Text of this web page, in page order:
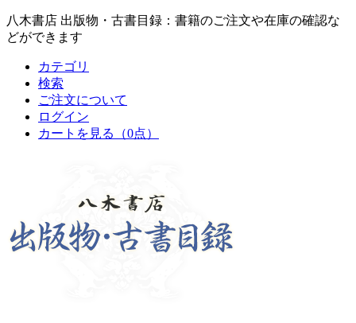
八木書店 出版物・古書目録：書籍のご注文や在庫の確認な
どができます
カテゴリ
検索
ご注文について
ログイン
カートを見る
（0点）